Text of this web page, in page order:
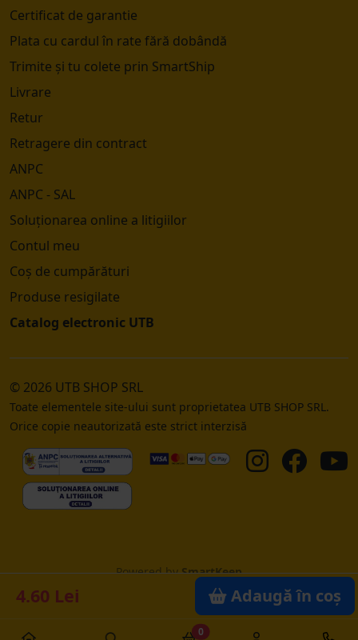
Certificat de garantie
Plata cu cardul în rate fără dobândă
Trimite și tu colete prin SmartShip
Livrare
Retur
Retragere din contract
ANPC
ANPC - SAL
Soluționarea online a litigiilor
Contul meu
Coș de cumpărături
Produse resigilate
Catalog electronic UTB
© 2026 UTB SHOP SRL
Toate elementele site-ului sunt proprietatea UTB SHOP SRL.
Orice copie neautorizată este strict interzisă
Powered bySmartKeep
4.60 Lei Adaugă în coș
0